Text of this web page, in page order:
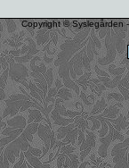
Copyright © Syslegården